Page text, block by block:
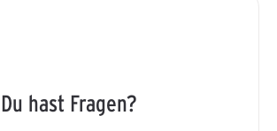
Du hast Fragen?